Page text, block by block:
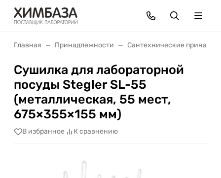
Главная Принадлежности Сантехнические
Сушилка для лабораторной
посуды Stegler SL-55
(металлическая, 55 мест,
675×355×155 мм)
В избранное К сравнению